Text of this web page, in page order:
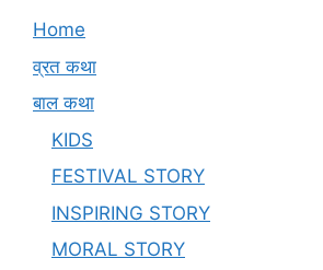
Home
व्रत कथा
बाल कथा
KIDS
FESTIVAL STORY
INSPIRING STORY
MORAL STORY